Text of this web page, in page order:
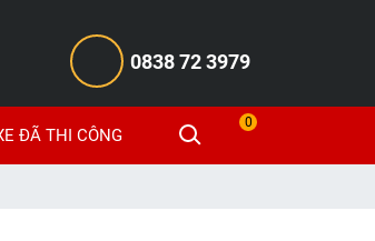
0838 72 3979
ĐÃ THI CÔNG
0